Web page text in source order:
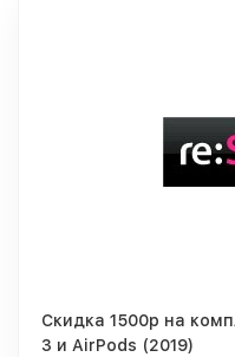
Скидка 1500р на
3 и AirPods (2019)